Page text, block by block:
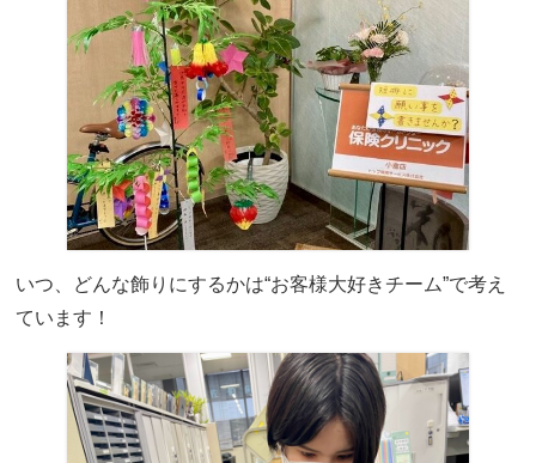
いつ、どんな飾りにするかは“お客様大好きチーム”で考え
ています！